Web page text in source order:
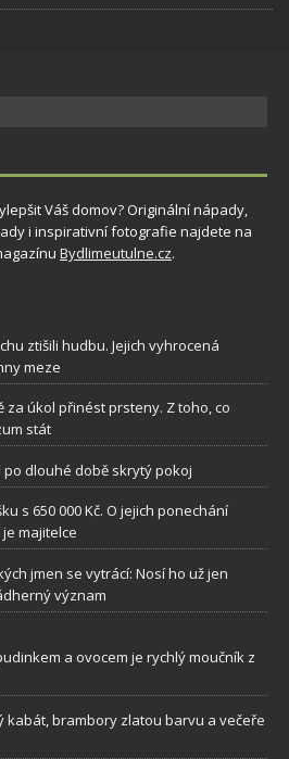
Váš domov? Originální nápady,
i inspirativní fotografie najdete na
Bydlimeutulne.cz.
ztišili hudbu. Jejich vyhrocená
meze
za úkol přinést prsteny. Z toho, co
stát
dlouhé době skrytý pokoj
s 650 000 Kč. O jejich ponechání
majitelce
jmen se vytrácí: Nosí ho už jen
význam
a ovocem je rychlý moučník z
kabát, brambory zlatou barvu a večeře